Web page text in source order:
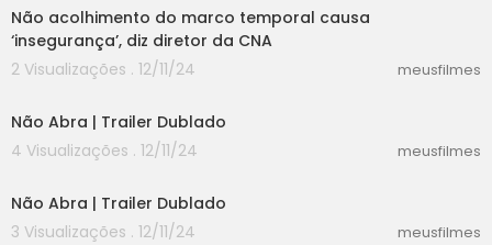
Não acolhimento do marco temporal causa
‘insegurança’, diz diretor da CNA
2 Visualizações . 12/11/24
meusfilmes
Não Abra | Trailer Dublado
4 Visualizações . 12/11/24
meusfilmes
Não Abra | Trailer Dublado
3 Visualizações . 12/11/24
meusfilmes